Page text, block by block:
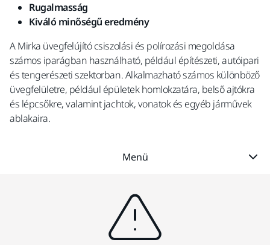
Rugalmasság
Kiváló minőségű eredmény
A Mirka üvegfelújító csiszolási és polírozási megoldása
számos iparágban használható, például építészeti, autóipari
és tengerészeti szektorban. Alkalmazható számos különböző
üvegfelületre, például épületek homlokzatára, belső ajtókra
és lépcsőkre, valamint jachtok, vonatok és egyéb járművek
ablakaira.
Menü